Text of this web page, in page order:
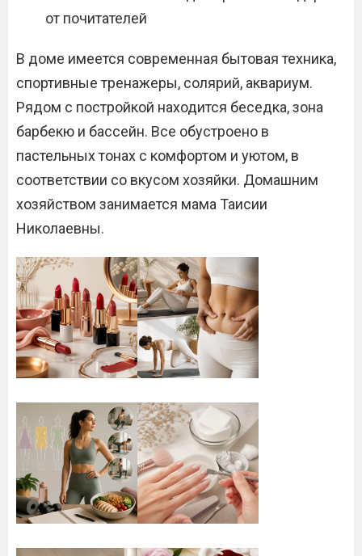
от почитателей
В доме имеется современная бытовая техника,
спортивные тренажеры, солярий, аквариум.
Рядом с постройкой находится беседка, зона
барбекю и бассейн. Все обустроено в
пастельных тонах с комфортом и уютом, в
соответствии со вкусом хозяйки. Домашним
хозяйством занимается мама Таисии
Николаевны.